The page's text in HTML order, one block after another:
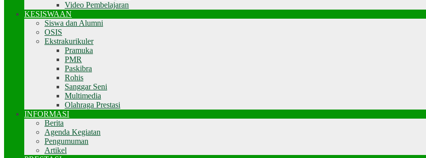
Video Pembelajaran
KESISWAAN
Siswa dan Alumni
OSIS
Ekstrakurikuler
Pramuka
PMR
Paskibra
Rohis
Sanggar Seni
Multimedia
Olahraga Prestasi
INFORMASI
Berita
Agenda Kegiatan
Pengumuman
Artikel